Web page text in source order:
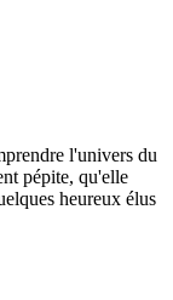
l'univers du
pépite, qu'elle
heureux élus